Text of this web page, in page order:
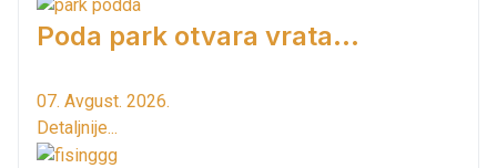
Poda park otvara vrata...
07. Avgust. 2026.
Detaljnije...